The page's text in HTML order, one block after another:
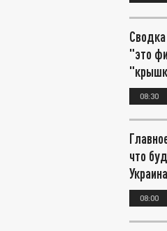
"это
08:30
что
08:00